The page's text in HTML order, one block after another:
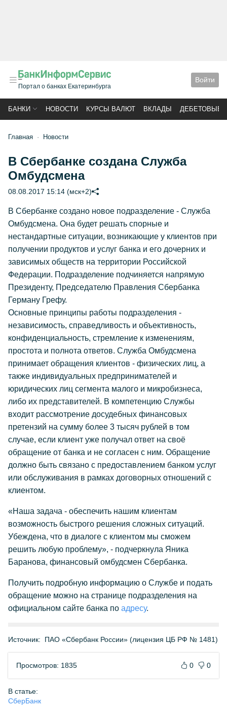
Портал о банках Екатеринбурга
Войти
БАНКИ НОВОСТИ КУРСЫ ВАЛЮТ ВКЛАДЫ ДЕБЕТОВЫЕ
Главная Новости
В Сбербанке создана Служба
Омбудсмена
08.08.2017 15:14 (мск+2)
В Сбербанке создано новое подразделение - Служба
Омбудсмена. Она будет решать спорные и
нестандартные ситуации, возникающие у клиентов при
получении продуктов и услуг банка и его дочерних и
зависимых обществ на территории Российской
Федерации. Подразделение подчиняется напрямую
Президенту, Председателю Правления Сбербанка
Герману Грефу.
Основные принципы работы подразделения -
независимость, справедливость и объективность,
конфиденциальность, стремление к изменениям,
простота и полнота ответов. Служба Омбудсмена
принимает обращения клиентов - физических лиц, а
также индивидуальных предпринимателей и
юридических лиц сегмента малого и микробизнеса,
либо их представителей. В компетенцию Службы
входит рассмотрение досудебных финансовых
претензий на сумму более 3 тысяч рублей в том
случае, если клиент уже получал ответ на своё
обращение от банка и не согласен с ним. Обращение
должно быть связано с предоставлением банком услуг
или обслуживания в рамках договорных отношений с
клиентом.
«Наша задача - обеспечить нашим клиентам
возможность быстрого решения сложных ситуаций.
Убеждена, что в диалоге с клиентом мы сможем
решить любую проблему», - подчеркнула Яника
Баранова, финансовый омбудсмен Сбербанка.
Получить подробную информацию о Службе и подать
обращение можно на странице подразделения на
официальном сайте банка по адресу.
Источник: ПАО «Сбербанк России» (лицензия ЦБ РФ № 1481)
Просмотров: 1835 0 0
В статье:
СберБанк